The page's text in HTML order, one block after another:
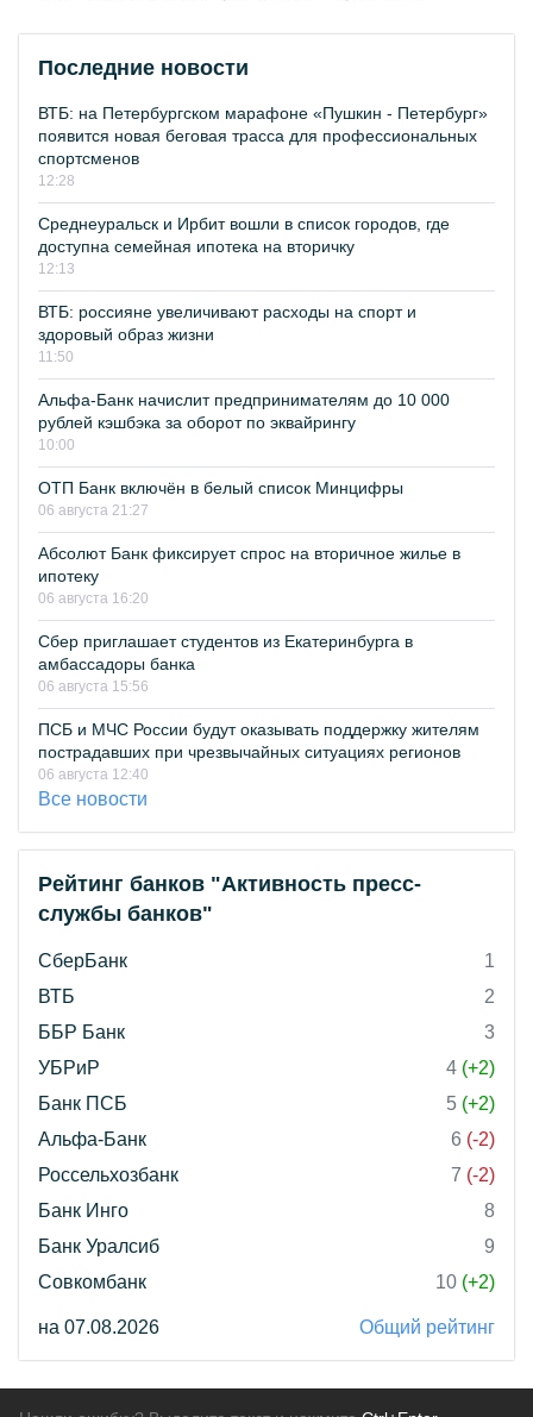
Последние новости
ВТБ: на Петербургском марафоне «Пушкин - Петербург»
появится новая беговая трасса для профессиональных
спортсменов
12:28
Среднеуральск и Ирбит вошли в список городов, где
доступна семейная ипотека на вторичку
12:13
ВТБ: россияне увеличивают расходы на спорт и
здоровый образ жизни
11:50
Альфа-Банк начислит предпринимателям до 10 000
рублей кэшбэка за оборот по эквайрингу
10:00
ОТП Банк включён в белый список Минцифры
06 августа 21:27
Абсолют Банк фиксирует спрос на вторичное жилье в
ипотеку
06 августа 16:20
Сбер приглашает студентов из Екатеринбурга в
амбассадоры банка
06 августа 15:56
ПСБ и МЧС России будут оказывать поддержку жителям
пострадавших при чрезвычайных ситуациях регионов
06 августа 12:40
Все новости
Рейтинг банков "Активность пресс-
службы банков"
СберБанк
1
ВТБ
2
ББР Банк
3
УБРиР
4 (+2)
Банк ПСБ
5 (+2)
Альфа-Банк
6 (-2)
Россельхозбанк
7 (-2)
Банк Инго
8
Банк Уралсиб
9
Совкомбанк
10 (+2)
на 07.08.2026 Общий рейтинг